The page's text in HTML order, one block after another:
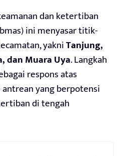
dan ketertiban
ini menyasar titik-
yakniTanjung,
dan Muara Uya. Langkah
respons atas
yang berpotensi
di tengah